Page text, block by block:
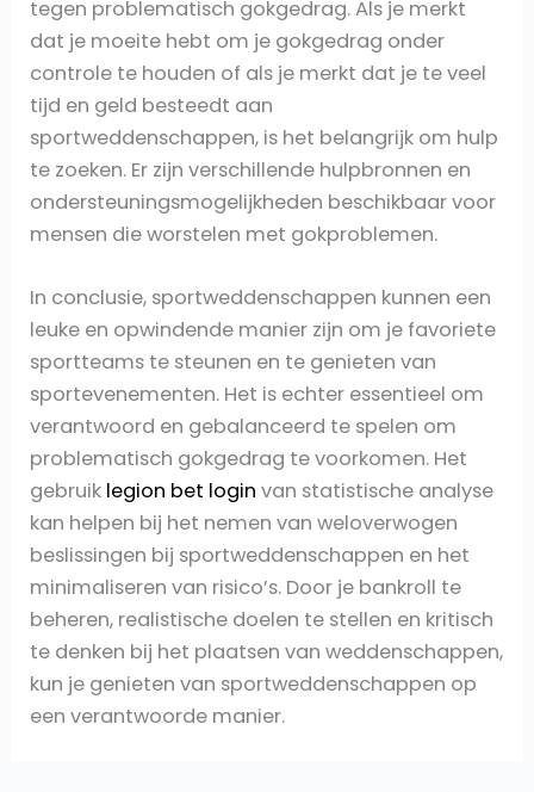
tegen problematisch gokgedrag. Als je merkt
dat je moeite hebt om je gokgedrag onder
controle te houden of als je merkt dat je te veel
tijd en geld besteedt aan
sportweddenschappen, is het belangrijk om hulp
te zoeken. Er zijn verschillende hulpbronnen en
ondersteuningsmogelijkheden beschikbaar voor
mensen die worstelen met gokproblemen.
In conclusie, sportweddenschappen kunnen een
leuke en opwindende manier zijn om je favoriete
sportteams te steunen en te genieten van
sportevenementen. Het is echter essentieel om
verantwoord en gebalanceerd te spelen om
problematisch gokgedrag te voorkomen. Het
gebruik legion bet login van statistische analyse
kan helpen bij het nemen van weloverwogen
beslissingen bij sportweddenschappen en het
minimaliseren van risico’s. Door je bankroll te
beheren, realistische doelen te stellen en kritisch
te denken bij het plaatsen van weddenschappen,
kun je genieten van sportweddenschappen op
een verantwoorde manier.